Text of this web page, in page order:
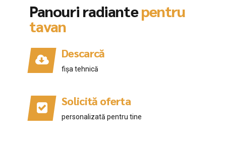
Panouri radiantepentru
tavan
Descarcă
fișa tehnică
Solicită oferta
personalizată pentru tine